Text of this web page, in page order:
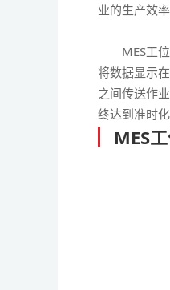
业的生产效率
MES工
将数据显示
之间传送作
终达到准时
MES